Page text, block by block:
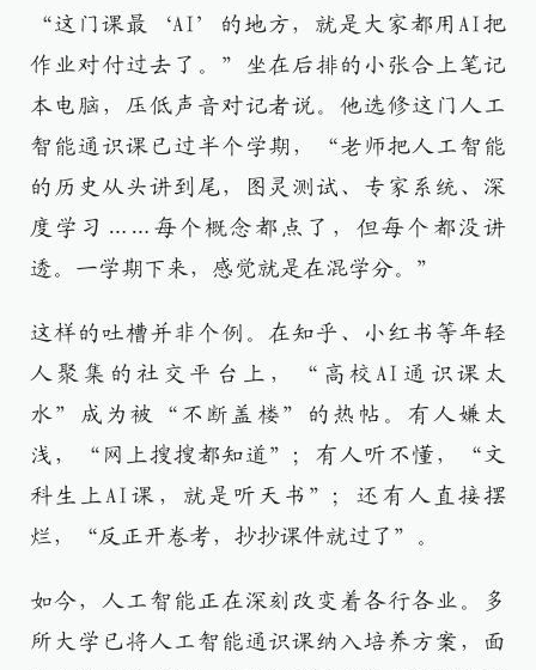
“这门课最‘AI’的地方，就是大家都用AI把
作业对付过去了。”坐在后排的小张合上笔记
本电脑，压低声音对记者说。他选修这门人工
智能通识课已过半个学期，“老师把人工智能
的历史从头讲到尾，图灵测试、专家系统、深
度学习……每个概念都点了，但每个都没讲
透。一学期下来，感觉就是在混学分。”
这样的吐槽并非个例。在知乎、小红书等年轻
人聚集的社交平台上，“高校AI通识课太
水”成为被“不断盖楼”的热帖。有人嫌太
浅，“网上搜搜都知道”；有人听不懂，“文
科生上AI课，就是听天书”；还有人直接摆
烂，“反正开卷考，抄抄课件就过了”。
如今，人工智能正在深刻改变着各行各业。多
所大学已将人工智能通识课纳入培养方案，面